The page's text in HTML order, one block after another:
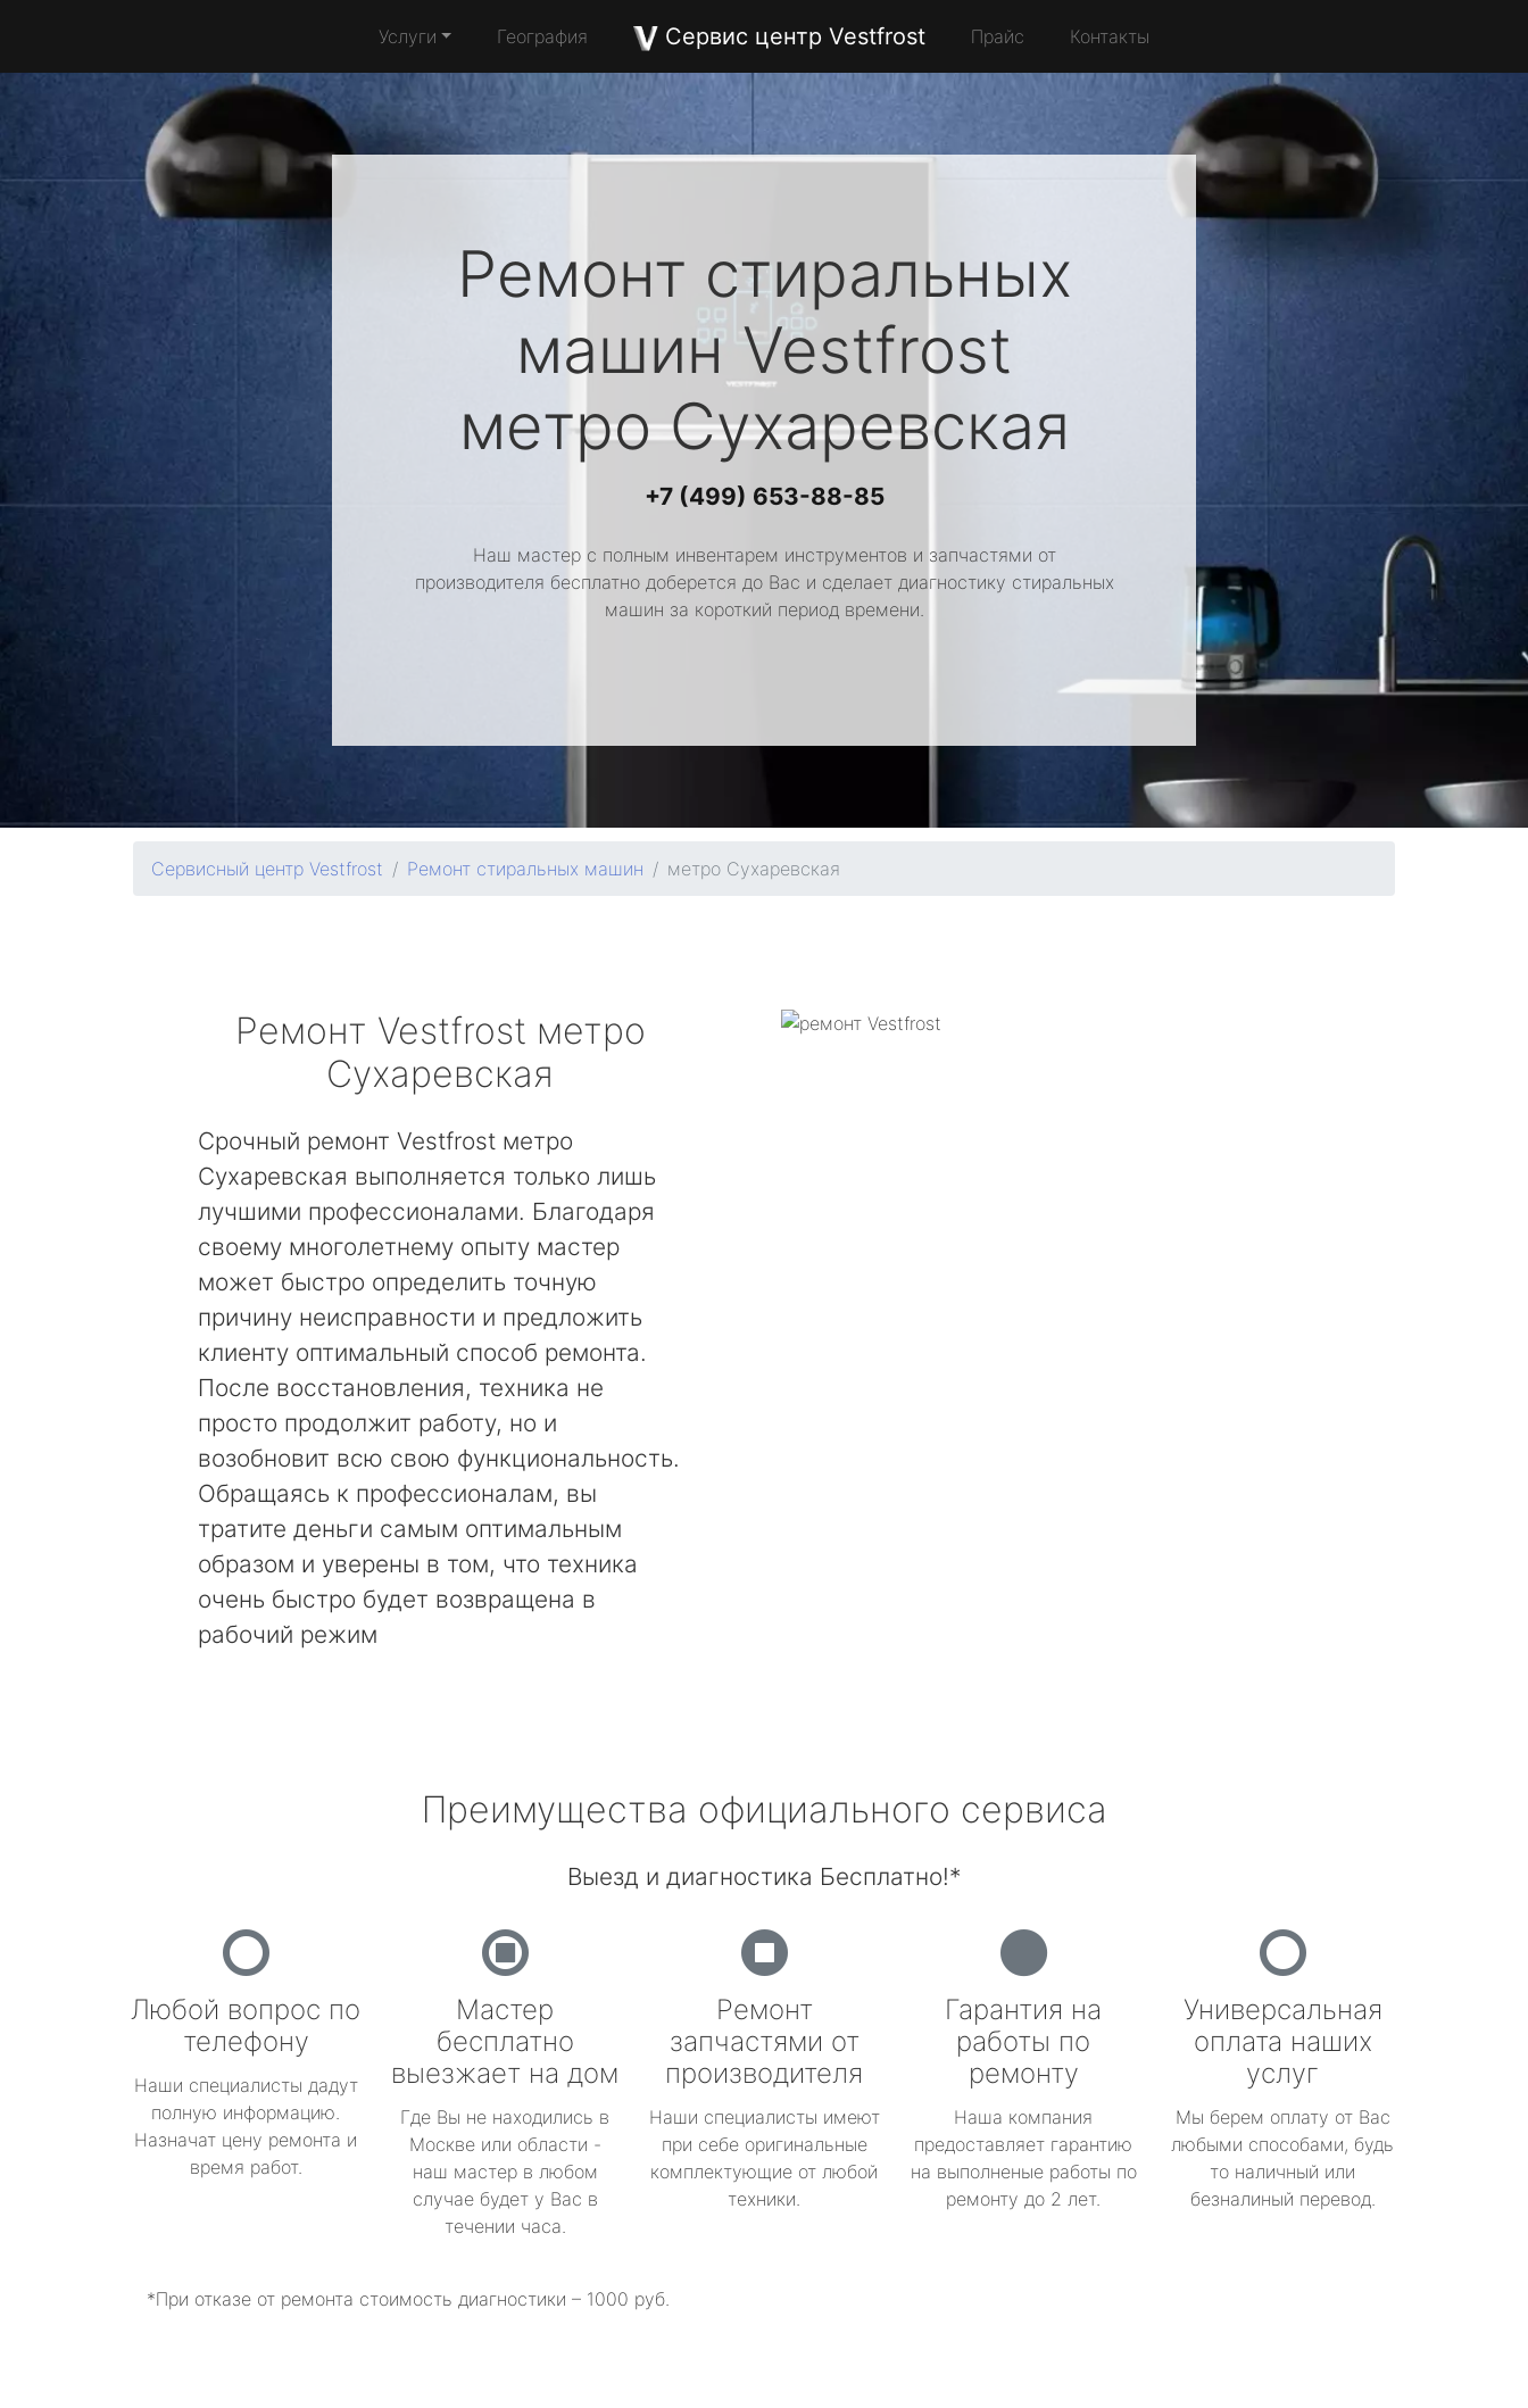
Услуги География Сервис центр Vestfrost Прайс Контакты
Ремонт стиральных
машин Vestfrost
метро Сухаревская
+7 (499) 653-88-85
Наш мастер с полным инвентарем инструментов и запчастями от
производителя бесплатно доберется до Вас и сделает диагностику стиральных
машин за короткий период времени.
Сервисный центр Vestfrost Ремонт стиральных машин метро Сухаревская
Ремонт Vestfrost метро
Сухаревская
Срочный ремонт Vestfrost метро
Сухаревская выполняется только лишь
лучшими профессионалами. Благодаря
своему многолетнему опыту мастер
может быстро определить точную
причину неисправности и предложить
клиенту оптимальный способ ремонта.
После восстановления, техника не
просто продолжит работу, но и
возобновит всю свою функциональность.
Обращаясь к профессионалам, вы
тратите деньги самым оптимальным
образом и уверены в том, что техника
очень быстро будет возвращена в
рабочий режим
Преимущества официального сервиса
Выезд и диагностика Бесплатно!*
Любой вопрос по
телефону
Наши специалисты дадут
полную информацию.
Назначат цену ремонта и
время работ.
Мастер
бесплатно
выезжает на дом
Где Вы не находились в
Москве или области -
наш мастер в любом
случае будет у Вас в
течении часа.
Ремонт
запчастями от
производителя
Наши специалисты имеют
при себе оригинальные
комплектующие от любой
техники.
Гарантия на
работы по
ремонту
Наша компания
предоставляет гарантию
на выполненые работы по
ремонту до 2 лет.
Универсальная
оплата наших
услуг
Мы берем оплату от Вас
любыми способами, будь
то наличный или
безналиный перевод.
*При отказе от ремонта стоимость диагностики – 1000 руб.